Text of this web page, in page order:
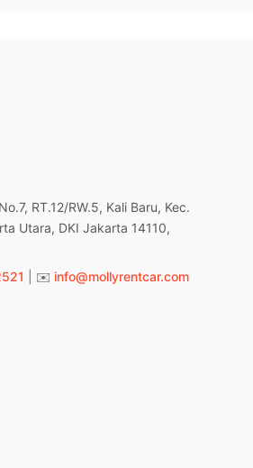
RT.12/RW.5, Kali Baru, Kec.
Utara, DKI Jakarta 14110,
| ✉️ info@mollyrentcar.com